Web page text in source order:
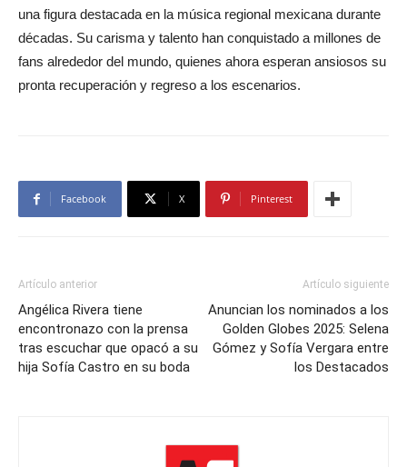
una figura destacada en la música regional mexicana durante
décadas. Su carisma y talento han conquistado a millones de
fans alrededor del mundo, quienes ahora esperan ansiosos su
pronta recuperación y regreso a los escenarios.
Facebook X Pinterest
Artículo anterior
Angélica Rivera tiene
encontronazo con la prensa
tras escuchar que opacó a su
hija Sofía Castro en su boda
Artículo siguiente
Anuncian los nominados a los
Golden Globes 2025: Selena
Gómez y Sofía Vergara entre
los Destacados